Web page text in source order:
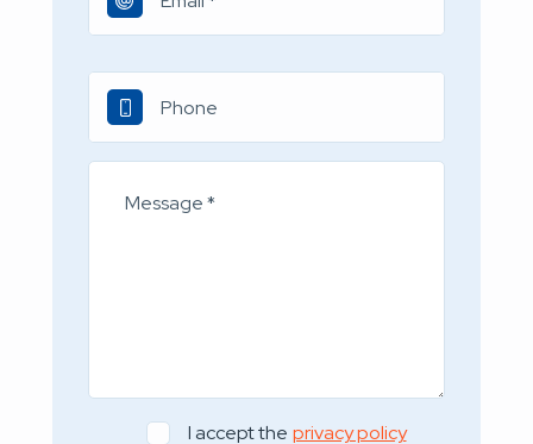
I accept the privacy policy